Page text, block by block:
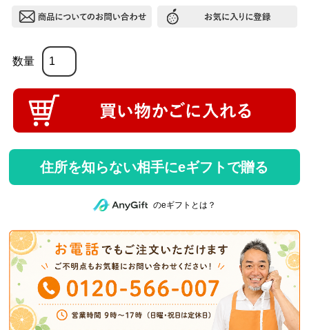
住所を知らない相手にeギフトで贈る
のeギフトとは？